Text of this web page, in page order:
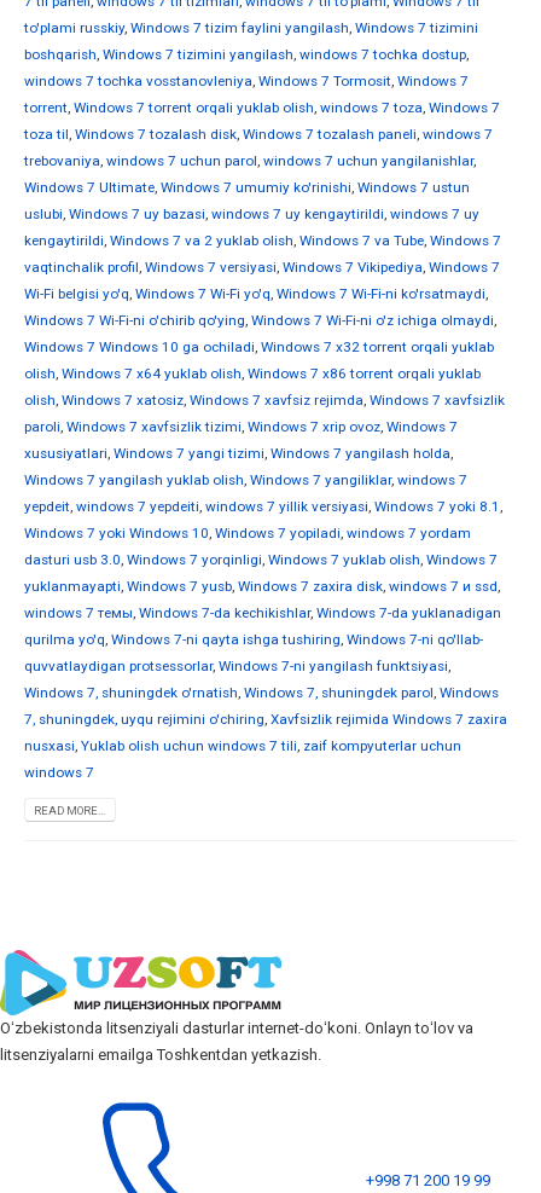
to'plami russkiy, Windows 7 tizim faylini yangilash, Windows 7 tizimini
boshqarish, Windows 7 tizimini yangilash, windows 7 tochka dostup,
windows 7 tochka vosstanovleniya, Windows 7 Tormosit, Windows 7
torrent, Windows 7 torrent orqali yuklab olish, windows 7 toza, Windows 7
toza til, Windows 7 tozalash disk, Windows 7 tozalash paneli, windows 7
trebovaniya, windows 7 uchun parol, windows 7 uchun yangilanishlar,
Windows 7 Ultimate, Windows 7 umumiy ko'rinishi, Windows 7 ustun
uslubi, Windows 7 uy bazasi, windows 7 uy kengaytirildi, windows 7 uy
kengaytirildi, Windows 7 va 2 yuklab olish, Windows 7 va Tube, Windows 7
vaqtinchalik profil, Windows 7 versiyasi, Windows 7 Vikipediya, Windows 7
Wi-Fi belgisi yo'q, Windows 7 Wi-Fi yo'q, Windows 7 Wi-Fi-ni ko'rsatmaydi,
Windows 7 Wi-Fi-ni o'chirib qo'ying, Windows 7 Wi-Fi-ni o'z ichiga olmaydi,
Windows 7 Windows 10 ga ochiladi, Windows 7 x32 torrent orqali yuklab
olish, Windows 7 x64 yuklab olish, Windows 7 x86 torrent orqali yuklab
olish, Windows 7 xatosiz, Windows 7 xavfsiz rejimda, Windows 7 xavfsizlik
paroli, Windows 7 xavfsizlik tizimi, Windows 7 xrip ovoz, Windows 7
xususiyatlari, Windows 7 yangi tizimi, Windows 7 yangilash holda,
Windows 7 yangilash yuklab olish, Windows 7 yangiliklar, windows 7
yepdeit, windows 7 yepdeiti, windows 7 yillik versiyasi, Windows 7 yoki 8.1 ,
Windows 7 yoki Windows 10, Windows 7 yopiladi, windows 7 yordam
dasturi usb 3.0, Windows 7 yorqinligi, Windows 7 yuklab olish, Windows 7
yuklanmayapti, Windows 7 yusb, Windows 7 zaxira disk, windows 7 и ssd,
windows 7 темы, Windows 7-da kechikishlar, Windows 7-da yuklanadigan
qurilma yo'q, Windows 7-ni qayta ishga tushiring, Windows 7-ni qo'llab-
quvvatlaydigan protsessorlar, Windows 7-ni yangilash funktsiyasi,
Windows 7, shuningdek o'rnatish, Windows 7, shuningdek parol, Windows
7, shuningdek, uyqu rejimini o'chiring, Xavfsizlik rejimida Windows 7 zaxira
nusxasi, Yuklab olish uchun windows 7 tili, zaif kompyuterlar uchun
windows 7
READ MORE...
Oʻzbekistonda litsenziyali dasturlar internet-doʻkoni. Onlayn toʻlov va
litsenziyalarni emailga Toshkentdan yetkazish.
+998 71 200 19 99